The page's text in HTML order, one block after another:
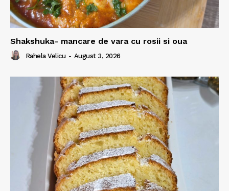
Shakshuka- mancare de vara cu rosii si oua
Rahela Velicu - August 3, 2026